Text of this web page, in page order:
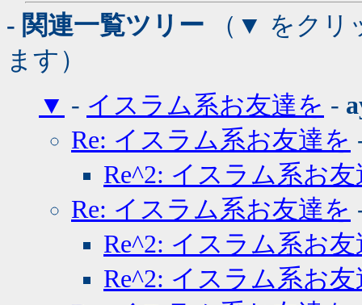
- 関連一覧ツリー （▼ をクリ
ます）
▼ - イスラム系お友達を -
Re: イスラム系お友達を
Re^2: イスラム系お
Re: イスラム系お友達を
Re^2: イスラム系お
Re^2: イスラム系お